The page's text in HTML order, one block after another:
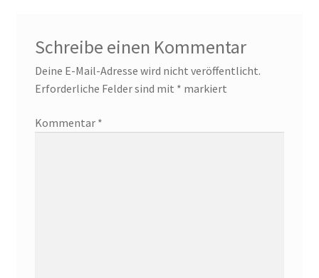
Schreibe einen Kommentar
Deine E-Mail-Adresse wird nicht veröffentlicht.
Erforderliche Felder sind mit * markiert
Kommentar *